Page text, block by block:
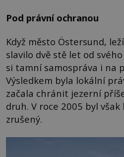
Pod právní ochranou
Když město Östersund,
slavilo dvě stě let od
si tamní samospráva i na
Výsledkem byla lokální
začala chránit jezerní
druh. V roce 2005 byl
zrušený.